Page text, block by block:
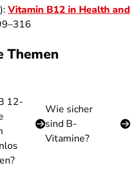
Vitamin B12 in Health and
Themen
12-
Wie sicher
sind B-
Vitamine?